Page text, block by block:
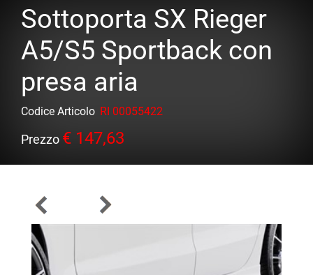
Sottoporta SX Rieger
A5/S5 Sportback con
presa aria
Codice Articolo RI 00055422
Prezzo € 147,63